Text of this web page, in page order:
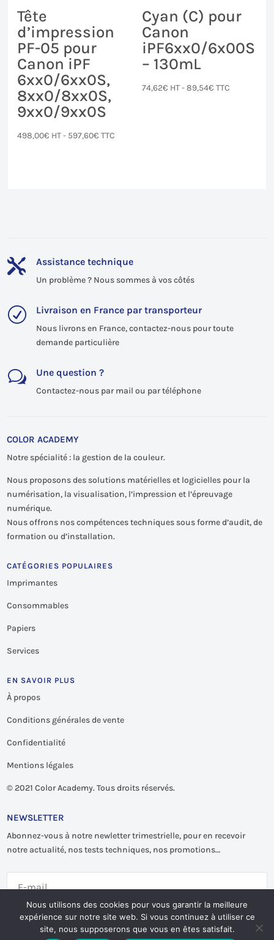
Tête
d’impression
PF-05 pour
Canon iPF
6xx0/6xx0S,
8xx0/8xx0S,
9xx0/9xx0S
498,00€ HT - 597,60€ TTC
Cyan (C) pour
Canon
iPF6xx0/6x00S
– 130mL
74,62€ HT -89,54€ TTC
 Assistance technique
Un problème ? Nous sommes à vos côtés
R Livraison en France par transporteur
Nous livrons en France, contactez-nous pour toute
demande particulière
w Une question ?
Contactez-nous par mail ou par téléphone
COLOR ACADEMY
Notre spécialité : la gestion de la couleur.
Nous proposons des solutions matérielles et logicielles pour la
numérisation, la visualisation, l’impression et l’épreuvage
numérique.
Nous offrons nos compétences techniques sous forme d’audit, de
formation ou d’installation.
CATÉGORIES POPULAIRES
Imprimantes
Consommables
Papiers
Services
EN SAVOIR PLUS
À propos
Conditions générales de vente
Confidentialité
Mentions légales
© 2021 Color Academy. Tous droits réservés.
NEWSLETTER
Abonnez-vous à notre newletter trimestrielle, pour en recevoir
notre actualité, nos tests techniques, nos promotions…
S'abonner
Nous utilisons des cookies pour vous garantir la meilleure
expérience sur notre site web. Si vous continuez à utiliser ce
site, nous supposerons que vous en êtes satisfait.